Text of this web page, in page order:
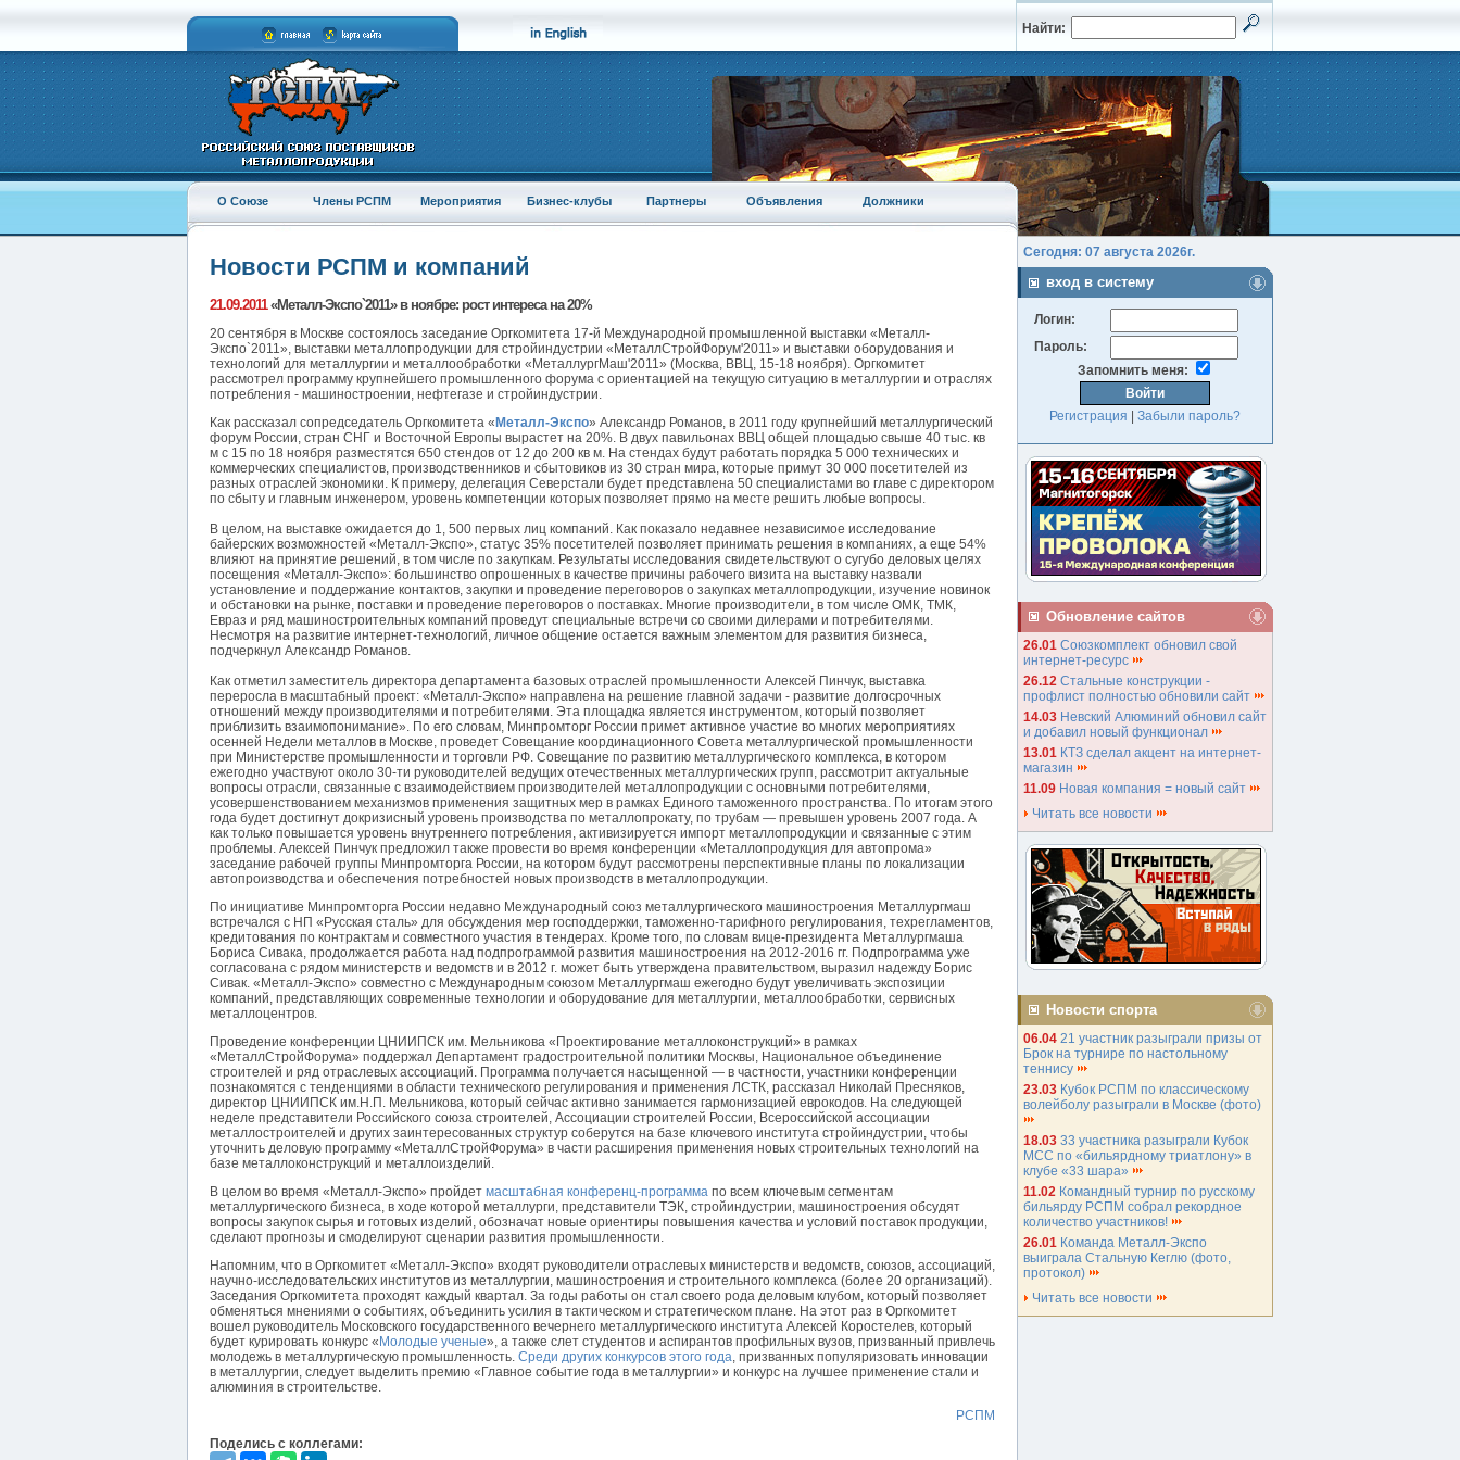
Найти:
О Союзе Члены РСПМ Мероприятия Бизнес-клубы Партнеры Объявления Должники
Новости РСПМ и компаний
21.09.2011«Металл-Экспо`2011» в ноябре: рост интереса на 20%
20 сентября в Москве состоялось заседание Оргкомитета 17-й Международной промышленной выставки «Металл-
Экспо`2011», выставки металлопродукции для стройиндустрии «МеталлСтройФорум'2011» и выставки оборудования и
технологий для металлургии и металлообработки «МеталлургМаш'2011» (Москва, ВВЦ, 15-18 ноября). Оргкомитет
рассмотрел программу крупнейшего промышленного форума с ориентацией на текущую ситуацию в металлургии и отраслях
потребления - машиностроении, нефтегазе и стройиндустрии.
Как рассказал сопредседатель Оргкомитета « Металл-Экспо» Александр Романов, в 2011 году крупнейший металлургический
форум России, стран СНГ и Восточной Европы вырастет на 20%. В двух павильонах ВВЦ общей площадью свыше 40 тыс. кв
м с 15 по 18 ноября разместятся 650 стендов от 12 до 200 кв м. На стендах будут работать порядка 5 000 технических и
коммерческих специалистов, производственников и сбытовиков из 30 стран мира, которые примут 30 000 посетителей из
разных отраслей экономики. К примеру, делегация Северстали будет представлена 50 специалистами во главе с директором
по сбыту и главным инженером, уровень компетенции которых позволяет прямо на месте решить любые вопросы.
В целом, на выставке ожидается до 1, 500 первых лиц компаний. Как показало недавнее независимое исследование
байерских возможностей «Металл-Экспо», статус 35% посетителей позволяет принимать решения в компаниях, а еще 54%
влияют на принятие решений, в том числе по закупкам. Результаты исследования свидетельствуют о сугубо деловых целях
посещения «Металл-Экспо»: большинство опрошенных в качестве причины рабочего визита на выставку назвали
установление и поддержание контактов, закупки и проведение переговоров о закупках металлопродукции, изучение новинок
и обстановки на рынке, поставки и проведение переговоров о поставках. Многие производители, в том числе ОМК, ТМК,
Евраз и ряд машиностроительных компаний проведут специальные встречи со своими дилерами и потребителями.
Несмотря на развитие интернет-технологий, личное общение остается важным элементом для развития бизнеса,
подчеркнул Александр Романов.
Как отметил заместитель директора департамента базовых отраслей промышленности Алексей Пинчук, выставка
переросла в масштабный проект: «Металл-Экспо» направлена на решение главной задачи - развитие долгосрочных
отношений между производителями и потребителями. Эта площадка является инструментом, который позволяет
приблизить взаимопонимание». По его словам, Минпромторг России примет активное участие во многих мероприятиях
осенней Недели металлов в Москве, проведет Совещание координационного Совета металлургической промышленности
при Министерстве промышленности и торговли РФ. Совещание по развитию металлургического комплекса, в котором
ежегодно участвуют около 30-ти руководителей ведущих отечественных металлургических групп, рассмотрит актуальные
вопросы отрасли, связанные с взаимодействием производителей металлопродукции с основными потребителями,
усовершенствованием механизмов применения защитных мер в рамках Единого таможенного пространства. По итогам этого
года будет достигнут докризисный уровень производства по металлопрокату, по трубам — превышен уровень 2007 года. А
как только повышается уровень внутреннего потребления, активизируется импорт металлопродукции и связанные с этим
проблемы. Алексей Пинчук предложил также провести во время конференции «Металлопродукция для автопрома»
заседание рабочей группы Минпромторга России, на котором будут рассмотрены перспективные планы по локализации
автопроизводства и обеспечения потребностей новых производств в металлопродукции.
По инициативе Минпромторга России недавно Международный союз металлургического машиностроения Металлургмаш
встречался с НП «Русская сталь» для обсуждения мер господдержки, таможенно-тарифного регулирования, техрегламентов,
кредитования по контрактам и совместного участия в тендерах. Кроме того, по словам вице-президента Металлургмаша
Бориса Сивака, продолжается работа над подпрограммой развития машиностроения на 2012-2016 гг. Подпрограмма уже
согласована с рядом министерств и ведомств и в 2012 г. может быть утверждена правительством, выразил надежду Борис
Сивак. «Металл-Экспо» совместно с Международным союзом Металлургмаш ежегодно будут увеличивать экспозиции
компаний, представляющих современные технологии и оборудование для металлургии, металлообработки, сервисных
металлоцентров.
Проведение конференции ЦНИИПСК им. Мельникова «Проектирование металлоконструкций» в рамках
«МеталлСтройФорума» поддержал Департамент градостроительной политики Москвы, Национальное объединение
строителей и ряд отраслевых ассоциаций. Программа получается насыщенной — в частности, участники конференции
познакомятся с тенденциями в области технического регулирования и применения ЛСТК, рассказал Николай Пресняков,
директор ЦНИИПСК им.Н.П. Мельникова, который сейчас активно занимается гармонизацией еврокодов. На следующей
неделе представители Российского союза строителей, Ассоциации строителей России, Всероссийской ассоциации
металлостроителей и других заинтересованных структур соберутся на базе ключевого института стройиндустрии, чтобы
уточнить деловую программу «МеталлСтройФорума» в части расширения применения новых строительных технологий на
базе металлоконструкций и металлоизделий.
В целом во время «Металл-Экспо» пройдет масштабная конференц-программа по всем ключевым сегментам
металлургического бизнеса, в ходе которой металлурги, представители ТЭК, стройиндустрии, машиностроения обсудят
вопросы закупок сырья и готовых изделий, обозначат новые ориентиры повышения качества и условий поставок продукции,
сделают прогнозы и смоделируют сценарии развития промышленности.
Напомним, что в Оргкомитет «Металл-Экспо» входят руководители отраслевых министерств и ведомств, союзов, ассоциаций,
научно-исследовательских институтов из металлургии, машиностроения и строительного комплекса (более 20 организаций).
Заседания Оргкомитета проходят каждый квартал. За годы работы он стал своего рода деловым клубом, который позволяет
обменяться мнениями о событиях, объединить усилия в тактическом и стратегическом плане. На этот раз в Оргкомитет
вошел руководитель Московского государственного вечернего металлургического института Алексей Коростелев, который
будет курировать конкурс « Молодые ученые», а также слет студентов и аспирантов профильных вузов, призванный привлечь
молодежь в металлургическую промышленность. Среди других конкурсов этого года, призванных популяризовать инновации
в металлургии, следует выделить премию «Главное событие года в металлургии» и конкурс на лучшее применение стали и
алюминия в строительстве.
РСПМ
Поделись с коллегами:
Сегодня: 07 августа 2026г.
вход в систему
Логин:
Пароль:
Запомнить меня:
Регистрация Забыли пароль?
Обновление сайтов
26.01 Союзкомплект обновил свой
интернет-ресурс
26.12 Стальные конструкции -
профлист полностью обновили сайт
14.03 Невский Алюминий обновил сайт
и добавил новый функционал
13.01 КТЗ сделал акцент на интернет-
магазин
11.09 Новая компания = новый сайт
Читать все новости
Новости спорта
06.04 21 участник разыграли призы от
Брок на турнире по настольному
теннису
23.03 Кубок РСПМ по классическому
волейболу разыграли в Москве (фото)
18.03 33 участника разыграли Кубок
МСС по «бильярдному триатлону» в
клубе «33 шара»
11.02 Командный турнир по русскому
бильярду РСПМ собрал рекордное
количество участников!
26.01 Команда Металл-Экспо
выиграла Стальную Кеглю (фото,
протокол)
Читать все новости